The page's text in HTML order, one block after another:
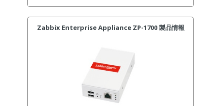
Zabbix Enterprise Appliance ZP-1700 製品情報